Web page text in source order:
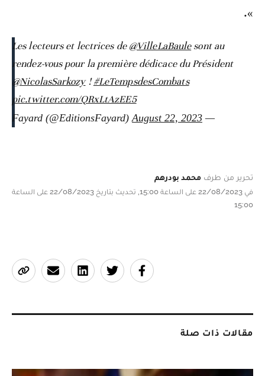
».
Les lecteurs et lectrices de@VilleLaBaulesont au
rendez-vous pour la première dédicace du Président
@NicolasSarkozy!#LeTempsdesCombats
pic.twitter.com/QRxLtAzEE5
— Fayard (@EditionsFayard)
August 22, 2023
تحرير من طرف محمد بودرهم
في 22/08/2023 على الساعة 15:00, تحديث بتاريخ 22/08/2023 على الساعة
15:00
مقالات ذات صلة